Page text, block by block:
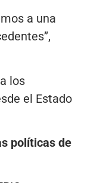
a una
los
el Estado
políticas de